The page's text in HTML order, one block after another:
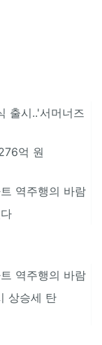
출시..'서머너즈
억 원
역주행의 바람
역주행의 바람
상승세 탄